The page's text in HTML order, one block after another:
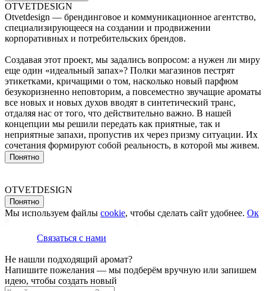
OTVETDESIGN
Otvetdesign — брендинговое и коммуникационное агентство,
специализирующееся на создании и продвижении
корпоративных и потребительских брендов.
Создавая этот проект, мы задались вопросом: а нужен ли миру
еще один «идеальный запах»? Полки магазинов пестрят
этикетками, кричащими о том, насколько новый парфюм
безукоризненно неповторим, а повсеместно звучащие ароматы
все новых и новых духов вводят в синтетический транс,
отдаляя нас от того, что действительно важно. В нашей
концепции мы решили передать как приятные, так и
неприятные запахи, пропустив их через призму ситуации. Их
сочетания формируют собой реальность, в которой мы живем.
Понятно
OTVETDESIGN
Понятно
Мы используем файлы cookie, чтобы сделать сайт удобнее. Ок
Связаться с нами
Не нашли подходящий аромат?
Напишите пожелания — мы подберём вручную или запишем
идею, чтобы создать новый